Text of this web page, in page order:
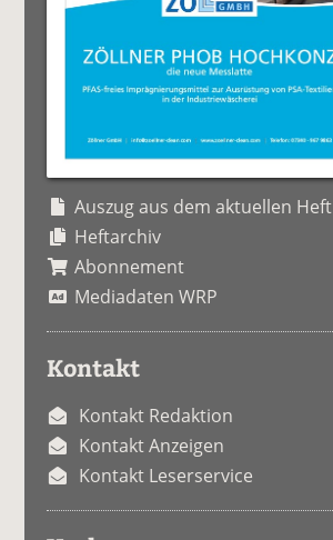
Auszug aus dem aktuellen Heft
Heftarchiv
Abonnement
Mediadaten WRP
Kontakt
Kontakt Redaktion
Kontakt Anzeigen
Kontakt Leserservice